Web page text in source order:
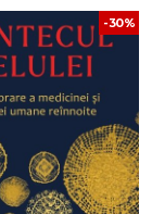
-30%